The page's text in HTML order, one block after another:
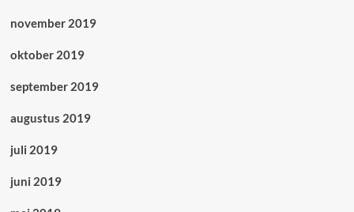
november 2019
oktober 2019
september 2019
augustus 2019
juli 2019
juni 2019